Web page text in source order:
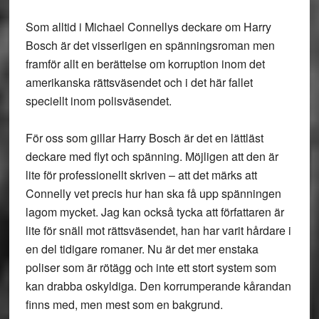
Som alltid i Michael Connellys deckare om Harry
Bosch är det visserligen en spänningsroman men
framför allt en berättelse om korruption inom det
amerikanska rättsväsendet och i det här fallet
speciellt inom polisväsendet.
För oss som gillar Harry Bosch är det en lättläst
deckare med flyt och spänning. Möjligen att den är
lite för professionellt skriven – att det märks att
Connelly vet precis hur han ska få upp spänningen
lagom mycket. Jag kan också tycka att författaren är
lite för snäll mot rättsväsendet, han har varit hårdare i
en del tidigare romaner. Nu är det mer enstaka
poliser som är rötägg och inte ett stort system som
kan drabba oskyldiga. Den korrumperande kårandan
finns med, men mest som en bakgrund.